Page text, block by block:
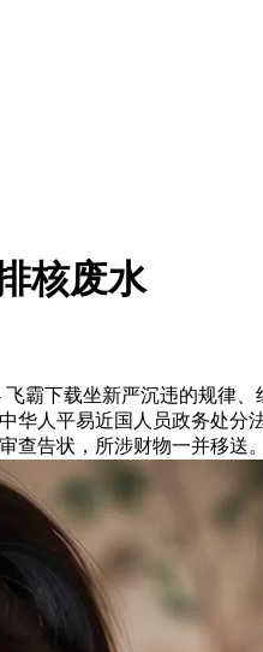
核废水
下载坐新严沉违的规律
人平易近国人员政务处
查告状，所涉财物一并移送。